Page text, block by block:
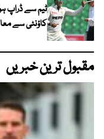
ٹیم سے ڈراپ
کاؤنٹی سے
مقبول ترین خبریں